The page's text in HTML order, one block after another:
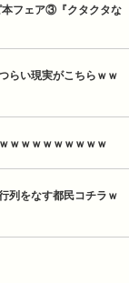
フェア③『クタクタな
らい現実がこちらｗｗ
ｗｗｗｗｗｗｗｗｗ
列をなす都民コチラｗ